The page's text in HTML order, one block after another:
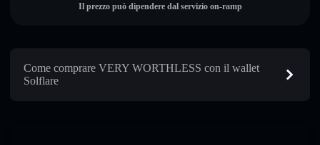
Il prezzo può dipendere dal servizio on-ramp
Come comprare VERY WORTHLESS con il wallet
Solflare